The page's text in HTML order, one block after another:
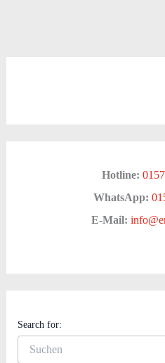
Hotline:
WhatsApp:
E-Mail:
Search for: